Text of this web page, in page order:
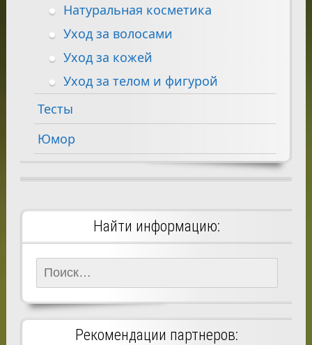
Натуральная косметика
Уход за волосами
Уход за кожей
Уход за телом и фигурой
Тесты
Юмор
Найти информацию:
Найти:
Рекомендации партнеров: